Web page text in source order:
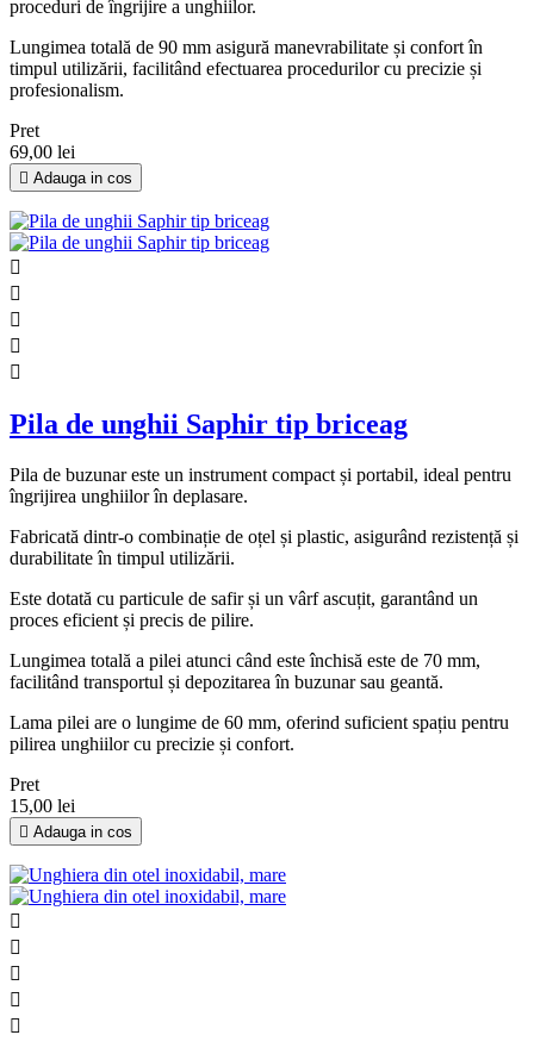
proceduri de îngrijire a unghiilor.
Lungimea totală de 90 mm asigură manevrabilitate și confort în
timpul utilizării, facilitând efectuarea procedurilor cu precizie și
profesionalism.
Pret
69,00 lei
 Adauga in cos





Pila de unghii Saphir tip briceag
Pila de buzunar este un instrument compact și portabil, ideal pentru
îngrijirea unghiilor în deplasare.
Fabricată dintr-o combinație de oțel și plastic, asigurând rezistență și
durabilitate în timpul utilizării.
Este dotată cu particule de safir și un vârf ascuțit, garantând un
proces eficient și precis de pilire.
Lungimea totală a pilei atunci când este închisă este de 70 mm,
facilitând transportul și depozitarea în buzunar sau geantă.
Lama pilei are o lungime de 60 mm, oferind suficient spațiu pentru
pilirea unghiilor cu precizie și confort.
Pret
15,00 lei
 Adauga in cos




